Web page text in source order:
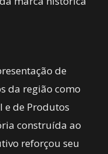
de
da região como
e de Produtos
construída ao
reforçou seu